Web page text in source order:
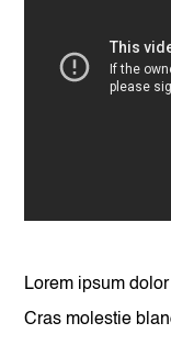
Lorem ipsum
Cras molestie